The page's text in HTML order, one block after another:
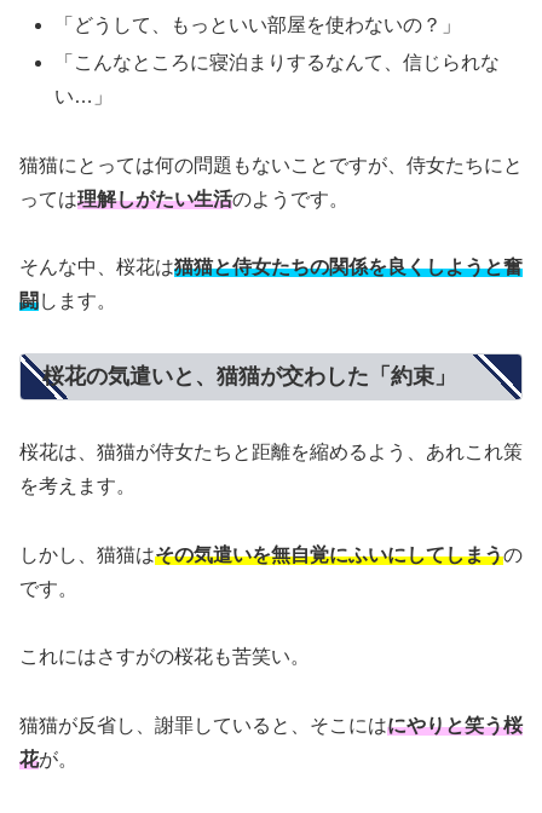
「どうして、もっといい部屋を使わないの？」
「こんなところに寝泊まりするなんて、信じられな
い…」
猫猫にとっては何の問題もないことですが、侍女たちにと
っては理解しがたい生活のようです。
そんな中、桜花は猫猫と侍女たちの関係を良くしようと奮
闘します。
桜花の気遣いと、猫猫が交わした「約束」
桜花は、猫猫が侍女たちと距離を縮めるよう、あれこれ策
を考えます。
しかし、猫猫はその気遣いを無自覚にふいにしてしまうの
です。
これにはさすがの桜花も苦笑い。
猫猫が反省し、謝罪していると、そこにはにやりと笑う桜
花が。